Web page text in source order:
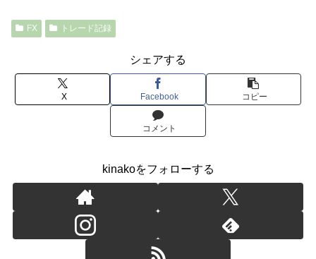
FX トレード記録
シェアする
X Facebook コピー
コメント
kinakoをフォローする